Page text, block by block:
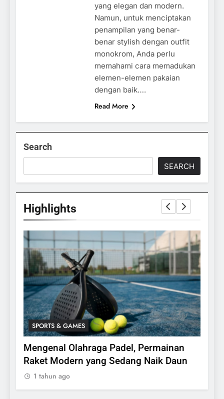
yang elegan dan modern.
Namun, untuk menciptakan
penampilan yang benar-
benar stylish dengan outfit
monokrom, Anda perlu
memahami cara memadukan
elemen-elemen pakaian
dengan baik….
Read More
Search
SEARCH
Highlights
SPORTS & GAMES
Mengenal Olahraga Padel, Permainan
Raket Modern yang Sedang Naik Daun
1 tahun ago
24